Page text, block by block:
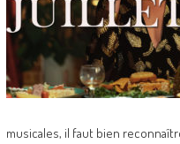
musicales, il faut bien